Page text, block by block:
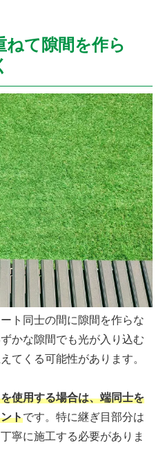
ねて隙間を作ら
ト同士の間に隙間を作らな
かな隙間でも光が入り込む
てくる可能性があります。
使用する場合は、端同士を
トです。特に継ぎ目部分は
寧に施工する必要がありま